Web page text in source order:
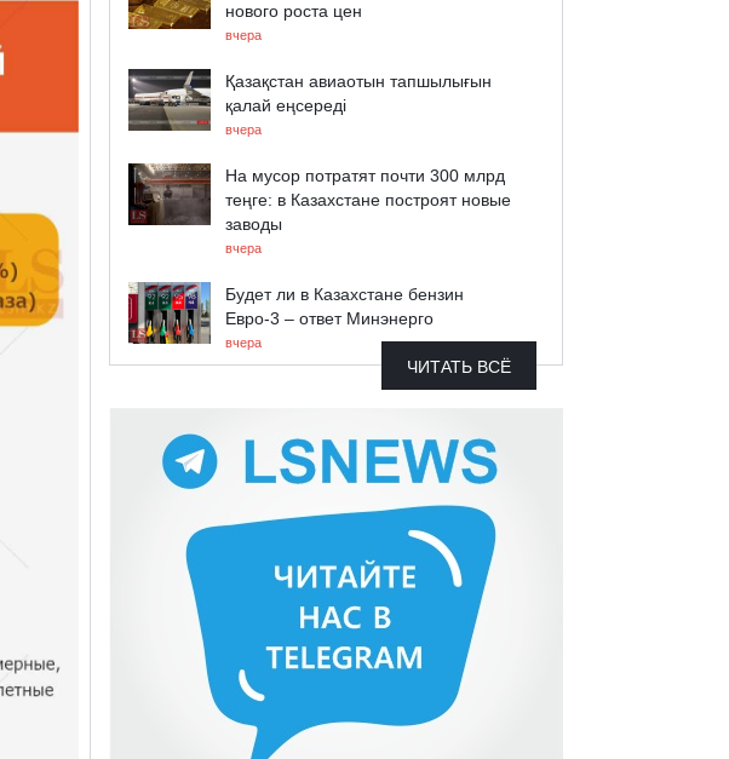
нового роста цен
вчера
Қазақстан авиаотын тапшылығын
қалай еңсереді
вчера
На мусор потратят почти 300 млрд
теңге: в Казахстане построят новые
заводы
вчера
Будет ли в Казахстане бензин
Евро-3 – ответ Минэнерго
вчера
ЧИТАТЬ ВСЁ